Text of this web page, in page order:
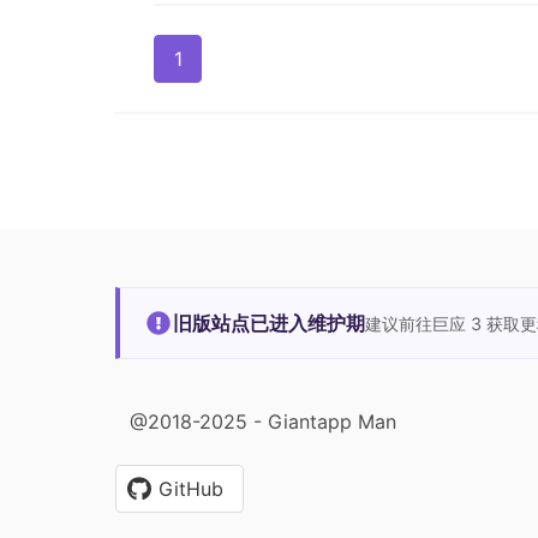
1
旧版站点已进入维护期建议前往巨应 3 获取
@2018-2025 - Giantapp Man
GitHub